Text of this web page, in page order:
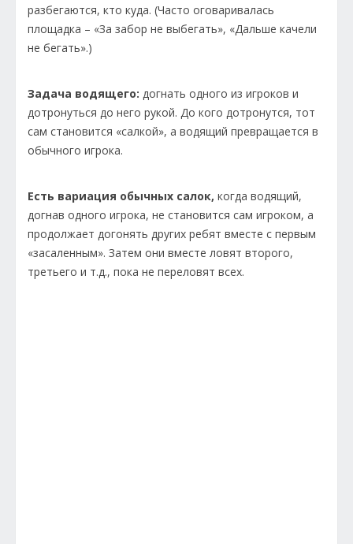
разбегаются, кто куда. (Часто оговаривалась
площадка – «За забор не выбегать», «Дальше качели
не бегать».)
Задача водящего: догнать одного из игроков и
дотронуться до него рукой. До кого дотронутся, тот
сам становится «салкой», а водящий превращается в
обычного игрока.
Есть вариация обычных салок, когда водящий,
догнав одного игрока, не становится сам игроком, а
продолжает догонять других ребят вместе с первым
«засаленным». Затем они вместе ловят второго,
третьего и т.д., пока не переловят всех.